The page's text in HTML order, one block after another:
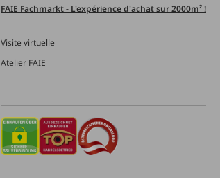
FAIE Fachmarkt - L'expérience d'achat sur 2000m² !
Visite virtuelle
Atelier FAIE